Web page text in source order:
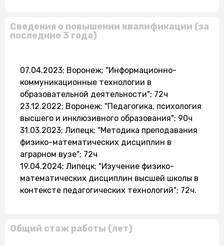
Сведения о повышении квалификации (за
последние 3 года)
07.04.2023; Воронеж; "Информационно-
коммуникационные технологии в
образовательной деятельности"; 72ч
23.12.2022; Воронеж; "Педагогика, психология
высшего и инклюзивного образования"; 90ч
31.03.2023; Липецк; "Методика преподавания
физико-математических дисциплин в
аграрном вузе"; 72ч
19.04.2024; Липецк; "Изучение физико-
математических дисциплин высшей школы в
контексте педагогических технологий"; 72ч.
Общий стаж работы (лет)